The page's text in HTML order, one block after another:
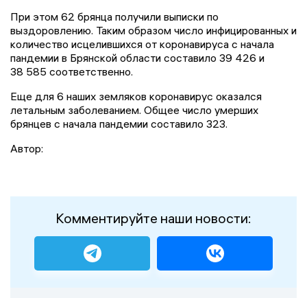
При этом 62 брянца получили выписки по
выздоровлению. Таким образом число инфицированных и
количество исцелившихся от коронавируса с начала
пандемии в Брянской области составило 39 426 и
38 585 соответственно.
Еще для 6 наших земляков коронавирус оказался
летальным заболеванием. Общее число умерших
брянцев с начала пандемии составило 323.
Автор:
Комментируйте наши новости: